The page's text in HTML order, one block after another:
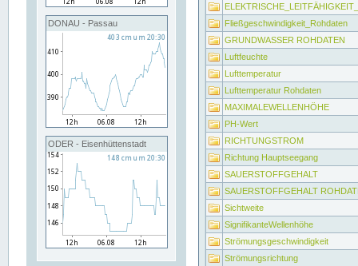
DONAU - Passau
ODER - Eisenhüttenstadt
Fließgeschwindigkeit_Rohdaten
GRUNDWASSER ROHDATEN
Luftfeuchte
Lufttemperatur
Lufttemperatur Rohdaten
MAXIMALEWELLENHÖHE
PH-Wert
RICHTUNGSTROM
Richtung Hauptseegang
SAUERSTOFFGEHALT
SAUERSTOFFGEHALT
Sichtweite
SignifikanteWellenhöhe
Strömungsgeschwindigkeit
Strömungsrichtung